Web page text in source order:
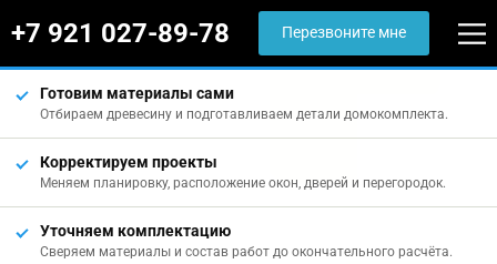
+7 921 027-89-78 Перезвоните мне
Готовим материалы сами
Отбираем древесину и подготавливаем детали домокомплекта.
Корректируем проекты
Меняем планировку, расположение окон, дверей и перегородок.
Уточняем комплектацию
Сверяем материалы и состав работ до окончательного расчёта.